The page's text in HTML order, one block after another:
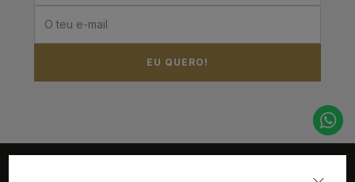
EU QUERO!